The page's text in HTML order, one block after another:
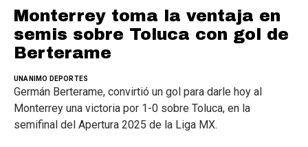
Monterrey toma la ventaja en
semis sobre Toluca con gol de
Berterame
UNANIMO DEPORTES
Germán Berterame, convirtió un gol para darle hoy al
Monterrey una victoria por 1-0 sobre Toluca, en la
semifinal del Apertura 2025 de la Liga MX.